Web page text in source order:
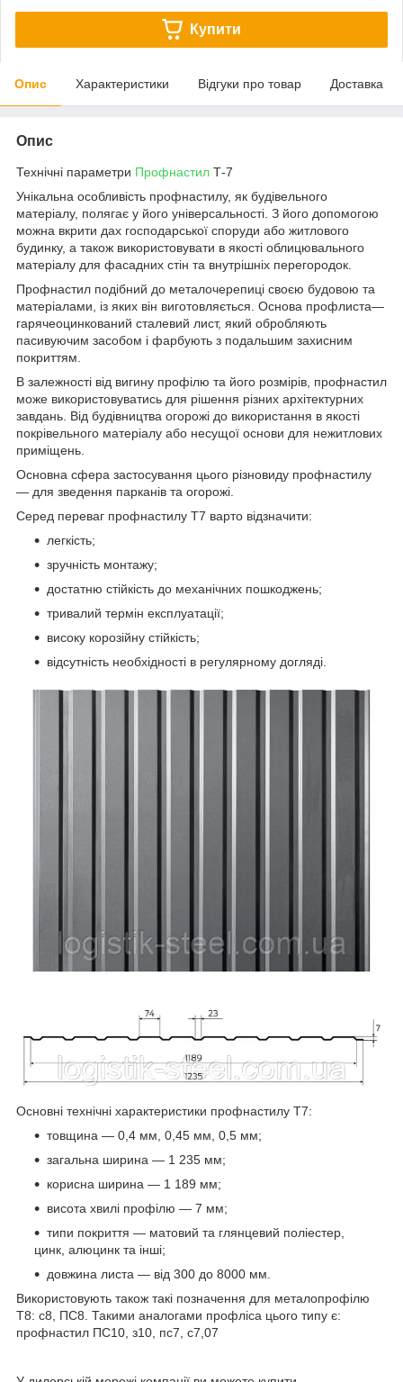
Купити
Опис Характеристики Відгуки про товар Доставка
Опис
Технічні параметри Профнастил Т-7
Унікальна особливість профнастилу, як будівельного
матеріалу, полягає у його універсальності. З його допомогою
можна вкрити дах господарської споруди або житлового
будинку, а також використовувати в якості облицювального
матеріалу для фасадних стін та внутрішніх перегородок.
Профнастил подібний до металочерепиці своєю будовою та
матеріалами, із яких він виготовляється. Основа профлиста—
гарячеоцинкований сталевий лист, який обробляють
пасивуючим засобом і фарбують з подальшим захисним
покриттям.
В залежності від вигину профілю та його розмірів, профнастил
може використовуватись для рішення різних архітектурних
завдань. Від будівництва огорожі до використання в якості
покрівельного матеріалу або несущої основи для нежитлових
приміщень.
Основна сфера застосування цього різновиду профнастилу
— для зведення парканів та огорожі.
Серед переваг профнастилу Т7 варто відзначити:
легкість;
зручність монтажу;
достатню стійкість до механічних пошкоджень;
тривалий термін експлуатації;
високу корозійну стійкість;
відсутність необхідності в регулярному догляді.
Основні технічні характеристики профнастилу Т7:
товщина — 0,4 мм, 0,45 мм, 0,5 мм;
загальна ширина — 1 235 мм;
корисна ширина — 1 189 мм;
висота хвилі профілю — 7 мм;
типи покриття — матовий та глянцевий поліестер,
цинк, алюцинк та інші;
довжина листа — від 300 до 8000 мм.
Використовують також такі позначення для металопрофілю
Т8: с8, ПС8. Такими аналогами профліса цього типу є:
профнастил ПС10, з10, пс7, с7,07